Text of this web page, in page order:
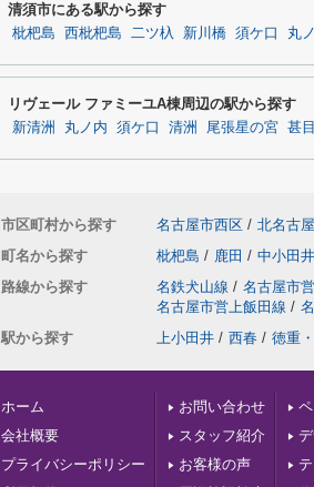
清須市にある駅から探す
枇杷島 西枇杷島 二ツ杁 新川橋 須ケ口 丸
リヴェール ファミーユA棟周辺の駅から探す
新清洲 丸ノ内 須ケ口 清洲 尾張星の宮 甚
市区町村から探す 名古屋市西区 / 北名古
町名から探す
枇杷島 / 鹿田 / 中小田井
路線から探す
名鉄犬山線 / 名古屋市
名古屋市営上飯田線 /
駅から探す
上小田井 / 西春 / 徳重
ホーム
会社概要
プライバシーポリシー
お問い合わせ
スタッフ紹介
お客様の声